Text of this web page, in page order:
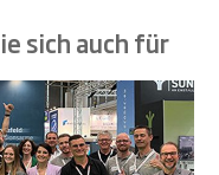
sich auch für